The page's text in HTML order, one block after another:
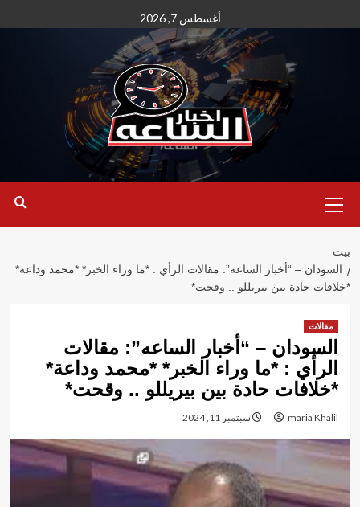
إلى
أغسطس 7, 2026
الأساسية
بيت
السودان – “أخبار الساعه”: مقالات الرأي : *ما وراء الخبر* *محمد وداعة*
*خلافات حادة بين بيريللو .. وقحت*
مقالات
السودان – “أخبار الساعه”: مقالات
الرأي : *ما وراء الخبر* *محمد وداعة*
*خلافات حادة بين بيريللو .. وقحت*
maria Khalil سبتمبر 11, 2024